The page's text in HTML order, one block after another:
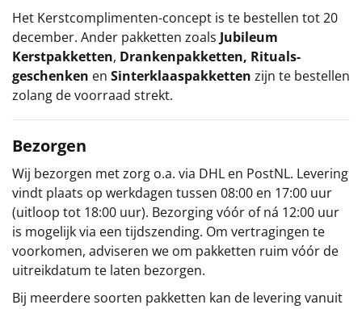
Het Kerstcomplimenten-concept is te bestellen tot 20
december. Ander pakketten zoals Jubileum
Kerstpakketten, Drankenpakketten, Rituals-
geschenken en Sinterklaaspakketten zijn te bestellen
zolang de voorraad strekt.
Bezorgen
Wij bezorgen met zorg o.a. via DHL en PostNL. Levering
vindt plaats op werkdagen tussen 08:00 en 17:00 uur
(uitloop tot 18:00 uur). Bezorging vóór of ná 12:00 uur
is mogelijk via een tijdszending. Om vertragingen te
voorkomen, adviseren we om pakketten ruim vóór de
uitreikdatum te laten bezorgen.
Bij meerdere soorten pakketten kan de levering vanuit